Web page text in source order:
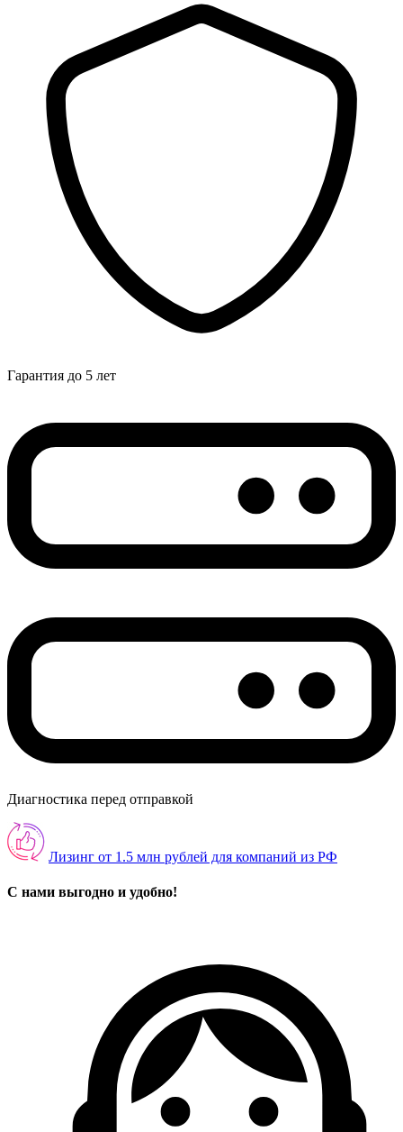
Гарантия до 5 лет
Диагностика перед отправкой
Лизинг от 1.5 млн рублей для компаний из РФ
С нами выгодно и удобно!